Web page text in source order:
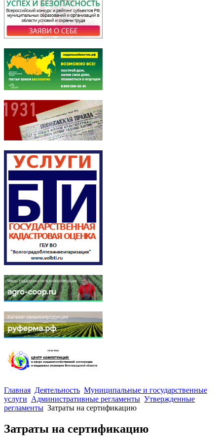
Главная Деятельность Муниципальные и государственные
услуги Административные регламенты Утвержденные
регламенты Затраты на сертификацию
Затраты на сертификацию